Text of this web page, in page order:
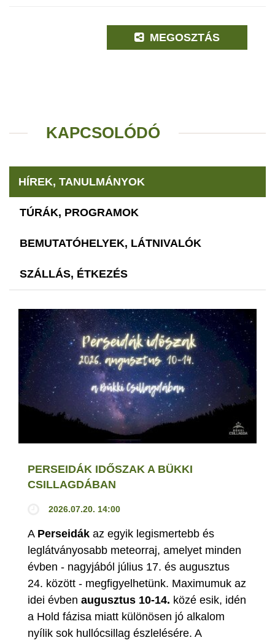
MEGOSZTÁS
KAPCSOLÓDÓ
HÍREK, TANULMÁNYOK
TÚRÁK, PROGRAMOK
BEMUTATÓHELYEK, LÁTNIVALÓK
SZÁLLÁS, ÉTKEZÉS
PERSEIDÁK IDŐSZAK A BÜKKI
CSILLAGDÁBAN
2026.07.20. 14:00
A Perseidák az egyik legismertebb és
leglátványosabb meteorraj, amelyet minden
évben - nagyjából július 17. és augusztus
24. között - megfigyelhetünk. Maximumuk az
idei évben augusztus 10-14. közé esik, idén
a Hold fázisa miatt különösen jó alkalom
nyílik sok hullócsillag észlelésére. A